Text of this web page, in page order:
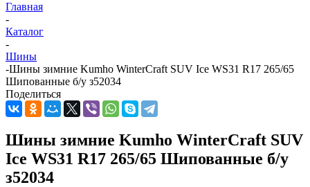
Главная
-
Каталог
-
Шины
-Шины зимние Kumho WinterCraft SUV Ice WS31 R17 265/65
Шипованные б/у з52034
Поделиться
Шины зимние Kumho WinterCraft SUV
Ice WS31 R17 265/65 Шипованные б/у
з52034